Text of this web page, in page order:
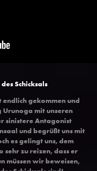
Schicksals
endlich gekommen und
Urunoga mit unseren
sinistere Antagonist
und begrüßt uns mit
es gelingt uns, dem
sehr zu reizen, dass er
müssen wir beweisen,